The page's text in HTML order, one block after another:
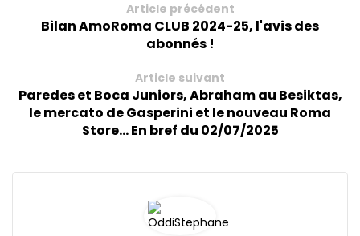
Article précédent
Bilan AmoRoma CLUB 2024-25, l'avis des
abonnés !
Article suivant
Paredes et Boca Juniors, Abraham au Besiktas,
le mercato de Gasperini et le nouveau Roma
Store... En bref du 02/07/2025